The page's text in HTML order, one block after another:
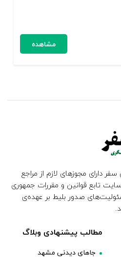
مشاهده
دارای مجوزهای لازم از مراجع
تابع قوانین و مقررات جمهوری
صدور بلیط بر عهده‌ی
مطالب پیشنهادی وبلاگ
جاهای دیدنی مشهد